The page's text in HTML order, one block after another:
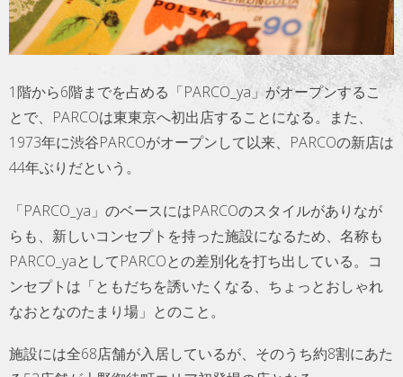
ビジネス
コラム
1階から6階までを占める「PARCO_ya」がオープンするこ
とで、PARCOは東東京へ初出店することになる。また、
1973年に渋谷PARCOがオープンして以来、PARCOの新店は
44年ぶりだという。
「PARCO_ya」のベースにはPARCOのスタイルがありなが
らも、新しいコンセプトを持った施設になるため、名称も
PARCO_yaとしてPARCOとの差別化を打ち出している。コ
ンセプトは「ともだちを誘いたくなる、ちょっとおしゃれ
なおとなのたまり場」とのこと。
施設には全68店舗が入居しているが、そのうち約8割にあた